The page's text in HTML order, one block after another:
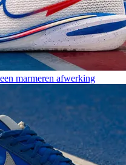
marmeren afwerking